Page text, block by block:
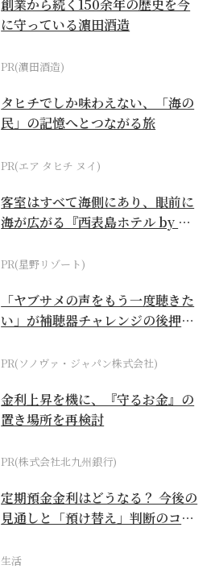
創業から続く150余年の歴史を今
に守っている濵田酒造
PR(濵田酒造)
タヒチでしか味わえない、「海の
民」の記憶へとつながる旅
PR(エア タヒチ ヌイ)
客室はすべて海側にあり、眼前に
海が広がる『西表島ホテル by 星
PR(星野リゾート)
「ヤブサメの声をもう一度聴きた
い」が補聴器チャレンジの後押し
PR(ソノヴァ・ジャパン株式会社)
金利上昇を機に、『守るお金』の
置き場所を再検討
PR(株式会社北九州銀行)
定期預金金利はどうなる？ 今後の
見通しと「預け替え」判断のコツ
生活